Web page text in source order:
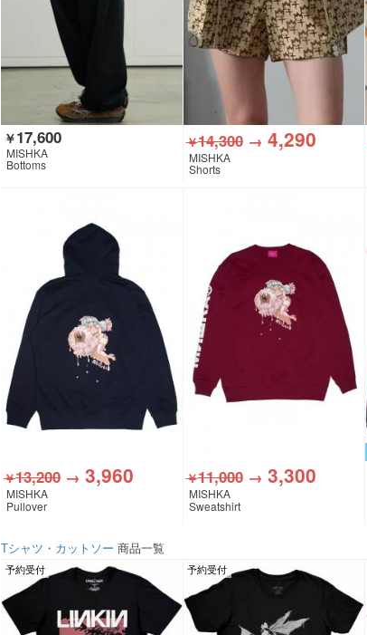
￥17,600
MISHKA
Bottoms
￥14,300→ 4,290
MISHKA
Shorts
￥13,200 → 3,960
MISHKA
Pullover
￥11,000→ 3,300
MISHKA
Sweatshirt
Tシャツ・カットソー 商品一覧
予約受付 予約受付